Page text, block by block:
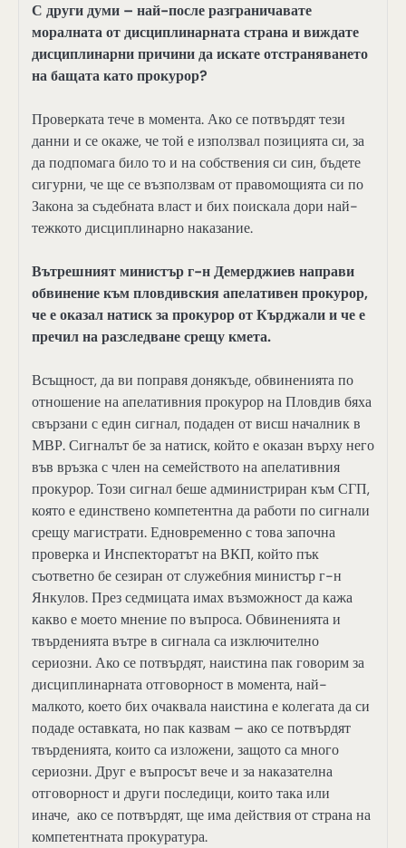
С други думи – най-после разграничавате
моралната от дисциплинарната страна и виждате
дисциплинарни причини да искате отстраняването
на бащата като прокурор?
Проверката тече в момента. Ако се потвърдят тези
данни и се окаже, че той е използвал позицията си, за
да подпомага било то и на собствения си син, бъдете
сигурни, че ще се възползвам от правомощията си по
Закона за съдебната власт и бих поискала дори най-
тежкото дисциплинарно наказание.
Вътрешният министър г-н Демерджиев направи
обвинение към пловдивския апелативен прокурор,
че е оказал натиск за прокурор от Кърджали и че е
пречил на разследване срещу кмета.
Всъщност, да ви поправя донякъде, обвиненията по
отношение на апелативния прокурор на Пловдив бяха
свързани с един сигнал, подаден от висш началник в
МВР. Сигналът бе за натиск, който е оказан върху него
във връзка с член на семейството на апелативния
прокурор. Този сигнал беше администриран към СГП,
която е единствено компетентна да работи по сигнали
срещу магистрати. Едновременно с това започна
проверка и Инспекторатът на ВКП, който пък
съответно бе сезиран от служебния министър г-н
Янкулов. През седмицата имах възможност да кажа
какво е моето мнение по въпроса. Обвиненията и
твърденията вътре в сигнала са изключително
сериозни. Ако се потвърдят, наистина пак говорим за
дисциплинарната отговорност в момента, най-
малкото, което бих очаквала наистина е колегата да си
подаде оставката, но пак казвам – ако се потвърдят
твърденията, които са изложени, защото са много
сериозни. Друг е въпросът вече и за наказателна
отговорност и други последици, които така или
иначе, ако се потвърдят, ще има действия от страна на
компетентната прокуратура.